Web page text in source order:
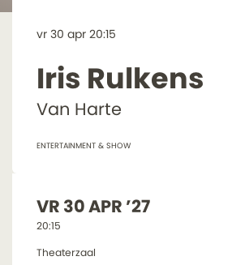
Iris Rulkens
Van Harte
vr 30 apr 20:15
ENTERTAINMENT & SHOW
VR 30 APR ’27
20:15
Theaterzaal